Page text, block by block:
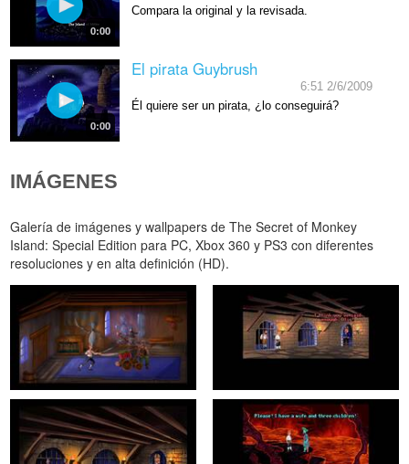
0:00
Compara la original y la revisada.
0:00
El pirata Guybrush
6:51 2/6/2009
Él quiere ser un pirata, ¿lo conseguirá?
IMÁGENES
Galería de imágenes y wallpapers de The Secret of Monkey
Island: Special Edition para PC, Xbox 360 y PS3 con diferentes
resoluciones y en alta definición (HD).